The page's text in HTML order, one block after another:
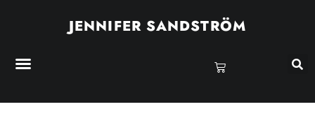
JENNIFER SANDSTRÖM